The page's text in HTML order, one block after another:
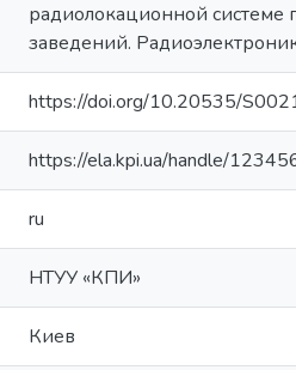
радиолокационной системе
заведений.
https://doi.org/10.20535/
https://ela.kpi.ua/handle/
ru
НТУУ «КПИ»
Киев